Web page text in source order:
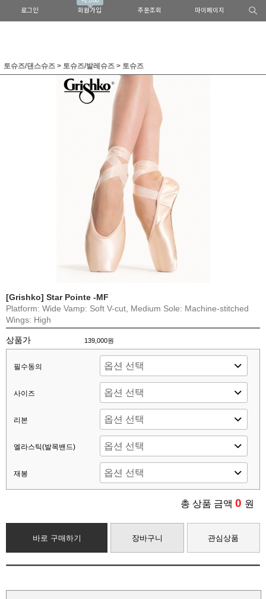
로그인 회원가입 주문조회 마이페이지
토슈즈/댄스슈즈 > 토슈즈/발레슈즈 > 토슈즈
[Grishko] Star Pointe -MF
Platform: Wide Vamp: Soft V-cut, Medium Sole: Machine-stitched
Wings: High
상품가 139,000원
필수동의
사이즈
리본
엘라스틱(발목밴드)
재봉
총 상품 금액 0 원
바로 구매하기 장바구니 관심상품